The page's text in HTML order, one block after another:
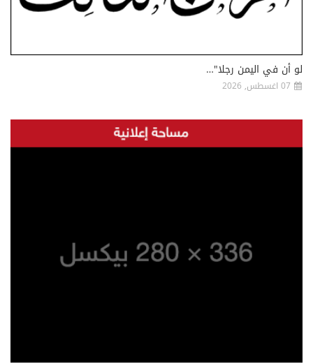
لو أن في اليمن رجلا"…
07 اغسطس, 2026